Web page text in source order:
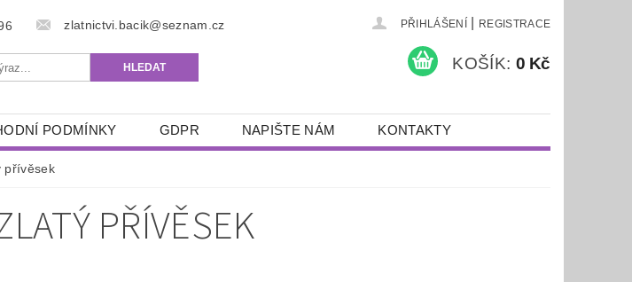
zlatnictvi.bacik@seznam.cz PŘIHLÁŠENÍ REGISTRACE
KOŠÍK: 0 Kč
PODMÍNKY GDPR NAPIŠTE NÁM KONTAKTY
přívěsek
PŘÍVĚSEK